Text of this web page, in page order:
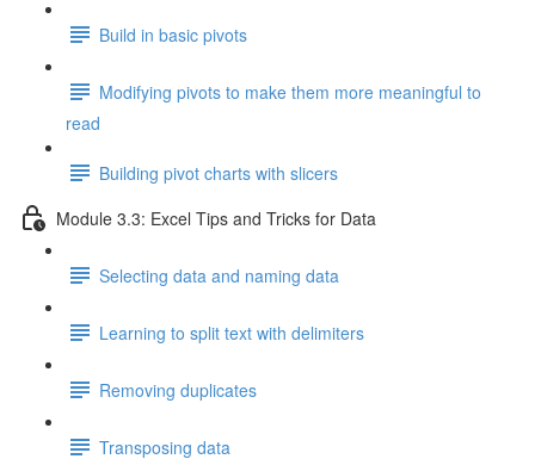
Build in basic pivots
Modifying pivots to make them more meaningful to
read
Building pivot charts with slicers
Module 3.3: Excel Tips and Tricks for Data
Selecting data and naming data
Learning to split text with delimiters
Removing duplicates
Transposing data